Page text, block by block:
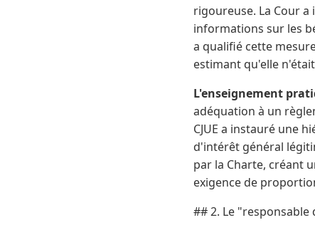
rigoureuse. La Cour
informations sur les
a qualifié cette
estimant qu'elle
L'enseignement
adéquation à un
CJUE a instauré une
d'intérêt général
par la Charte, créant
exigence de
## 2. Le